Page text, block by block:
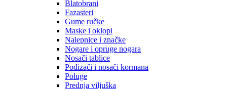
Blatobrani
Fazasteri
Gume ručke
Maske i oklopi
Nalepnice i značke
Nogare i opruge nogara
Nosači tablice
Podizači i nosači kormana
Poluge
Prednja viljuška